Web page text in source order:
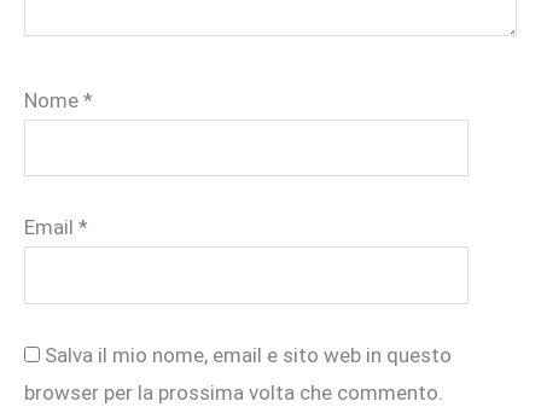
Nome *
Email *
Salva il mio nome, email e sito web in questo
browser per la prossima volta che commento.